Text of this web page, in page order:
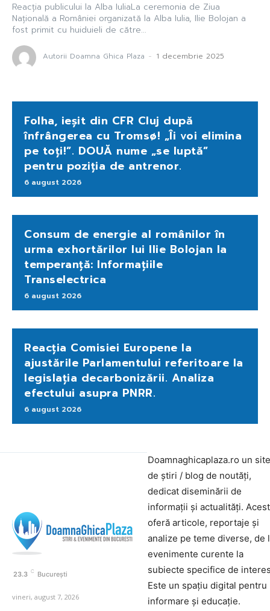
Reacția publicului la Alba IuliaLa ceremonia de Ziua
Națională a României organizată la Alba Iulia, Ilie Bolojan a
fost primit cu huiduieli de către...
Autorii Doamna Ghica Plaza - 1 decembrie 2025
Folha, ieșit din CFR Cluj după
înfrângerea cu Tromsø! „Îi voi elimina
pe toți!”. DOUĂ nume „se luptă”
pentru poziția de antrenor.
6 august 2026
Consum de energie al românilor în
urma exhortărilor lui Ilie Bolojan la
temperanță: Informațiile
Transelectrica
6 august 2026
Reacția Comisiei Europene la
ajustările Parlamentului referitoare la
legislația decarbonizării. Analiza
efectului asupra PNRR.
6 august 2026
23.3 C București
vineri, august 7, 2026
Doamnaghicaplaza.ro un site
de știri / blog de noutăți,
dedicat diseminării de
informații și actualități.
oferă articole, reportaje și
analize pe teme diverse, de
evenimente curente la
subiecte specifice de
Este un spațiu digital pentru
informare și educație.